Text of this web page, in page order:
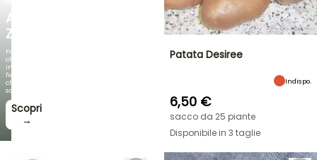
AGAPANTHUS
ZAMBEZI
Fogliami
che
incantano,
fioriture
che
sorprendono!
Scopri
→
Patata Desiree
Indispo.
6,50 €
sacco da 25 piante
Disponibile in 3 taglie